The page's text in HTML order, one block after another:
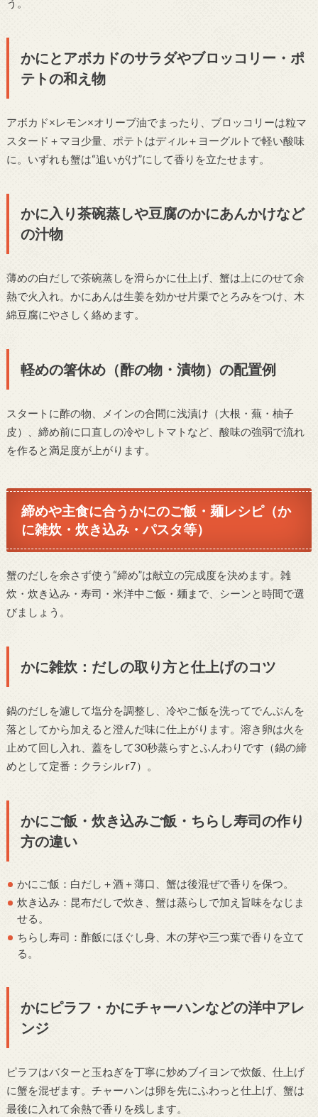
う。
かにとアボカドのサラダやブロッコリー・ポ
テトの和え物
アボカド×レモン×オリーブ油でまったり、ブロッコリーは粒マ
スタード＋マヨ少量、ポテトはディル＋ヨーグルトで軽い酸味
に。いずれも蟹は“追いがけ”にして香りを立たせます。
かに入り茶碗蒸しや豆腐のかにあんかけなど
の汁物
薄めの白だしで茶碗蒸しを滑らかに仕上げ、蟹は上にのせて余
熱で火入れ。かにあんは生姜を効かせ片栗でとろみをつけ、木
綿豆腐にやさしく絡めます。
軽めの箸休め（酢の物・漬物）の配置例
スタートに酢の物、メインの合間に浅漬け（大根・蕪・柚子
皮）、締め前に口直しの冷やしトマトなど、酸味の強弱で流れ
を作ると満足度が上がります。
締めや主食に合うかにのご飯・麺レシピ（か
に雑炊・炊き込み・パスタ等）
蟹のだしを余さず使う“締め”は献立の完成度を決めます。雑
炊・炊き込み・寿司・米洋中ご飯・麺まで、シーンと時間で選
びましょう。
かに雑炊：だしの取り方と仕上げのコツ
鍋のだしを濾して塩分を調整し、冷やご飯を洗ってでんぷんを
落としてから加えると澄んだ味に仕上がります。溶き卵は火を
止めて回し入れ、蓋をして30秒蒸らすとふんわりです（鍋の締
めとして定番：クラシル r7）。
かにご飯・炊き込みご飯・ちらし寿司の作り
方の違い
かにご飯：白だし＋酒＋薄口、蟹は後混ぜで香りを保つ。
炊き込み：昆布だしで炊き、蟹は蒸らしで加え旨味をなじま
せる。
ちらし寿司：酢飯にほぐし身、木の芽や三つ葉で香りを立て
る。
かにピラフ・かにチャーハンなどの洋中アレ
ンジ
ピラフはバターと玉ねぎを丁寧に炒めブイヨンで炊飯、仕上げ
に蟹を混ぜます。チャーハンは卵を先にふわっと仕上げ、蟹は
最後に入れて余熱で香りを残します。